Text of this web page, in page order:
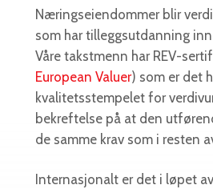
Næringseiendommer blir
som har tilleggsutdanning
Våre takstmenn har REV-
European Valuer) som er det
kvalitetsstempelet for
bekreftelse på at den
de samme krav som i resten
Internasjonalt er det i løpet